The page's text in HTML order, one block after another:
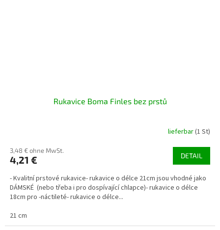
Rukavice Boma Finles bez prstů
lieferbar(1 St)
3,48 € ohne MwSt.
4,21 € DETAIL
- Kvalitní prstové rukavice- rukavice o délce 21cm jsou vhodné jako
DÁMSKÉ (nebo třeba i pro dospívající chlapce)- rukavice o délce
18cm pro -náctileté- rukavice o délce...
21 cm